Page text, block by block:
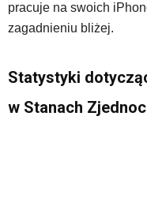
pracuje na swoich
zagadnieniu bliżej.
Statystyki
w Stanach